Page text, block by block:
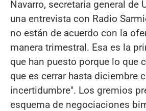
Navarro, secretaria general de
una entrevista con Radio
no están de acuerdo con la
manera trimestral. Esa es la
que han puesto porque lo que
que es cerrar hasta diciembre
incertidumbre". Los gremios
esquema de negociaciones